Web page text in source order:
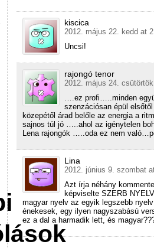
kiscica
2012. május 22. kedd at
Uncsi!
rajongó tenor
2012. május 24.
….ez profi…..minden
szenzációsan épül
közepétől árad belőle az energia a
sajnos túl jó …..ahol az igénytelen
Lena rajongók …..oda ez nem
Lina
2012. június 9. szombat
Azt írja néhány
képviselte SZERB
magyar nyelv az egyik legszebb
énekesek, egy ilyen nagyszabású
ez a dal a harmadik lett, és